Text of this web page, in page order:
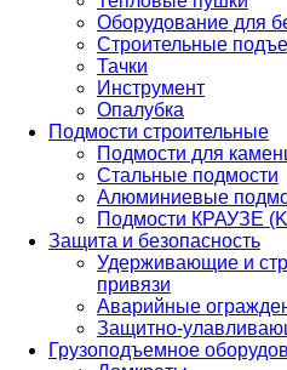
Оборудование для
Строительные
Тачки
Инструмент
Опалубка
Подмости строительные
Подмости для
Стальные подмости
Алюминиевые
Подмости КРАУЗЕ
Защита и безопасность
Удерживающие и
привязи
Аварийные
Защитно-
Грузоподъемное